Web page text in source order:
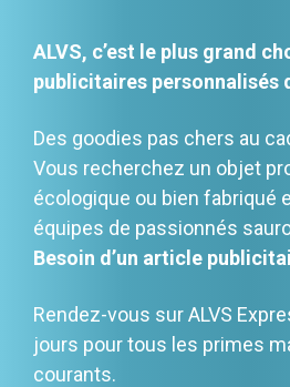
ALVS, c’est le plus grand
publicitaires personnalisés
Des goodies pas chers au
Vous recherchez un objet
écologique ou bien fabriqué
équipes de passionnés
Besoin d’un article
Rendez-vous sur ALVS
jours pour tous les primes
courants.